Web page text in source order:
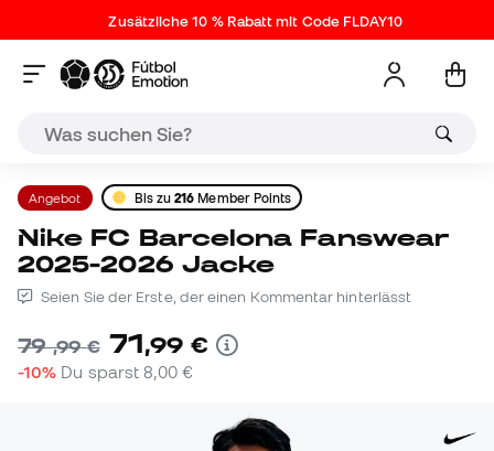
Zusätzliche 10 % Rabatt mit Code FLDAY10
Angebot Bis zu216 Member Points
Nike FC Barcelona Fanswear
2025-2026 Jacke
Seien Sie der Erste, der einen Kommentar hinterlässt
79,99 € 71,99 €
-10% Du sparst8,00 €